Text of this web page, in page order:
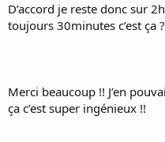
D’accord je reste donc sur
toujours 30minutes c’est ça ?
Merci beaucoup !! J’en
ça c’est super ingénieux !!